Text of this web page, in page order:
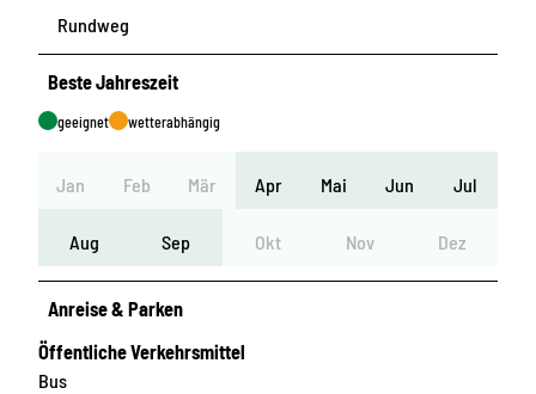
Rundweg
Beste Jahreszeit
geeignet wetterabhängig
Jan Feb Mär Apr Mai Jun Jul
Aug Sep Okt Nov Dez
Anreise & Parken
Öffentliche Verkehrsmittel
Bus